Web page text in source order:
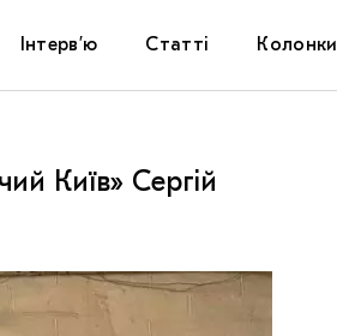
Інтерв’ю Статті Колонки
Київ» Сергій